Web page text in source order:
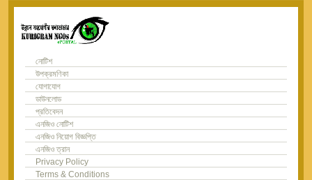
নোটিশ
উপক্রমণিকা
যোগাযোগ
ডাউনলোড
প্রতিবেদন
এনজিও নোটিশ
এনজিও নিয়োগ বিজ্ঞপ্তি
এনজিও ত্রান
Privacy Policy
Terms & Conditions